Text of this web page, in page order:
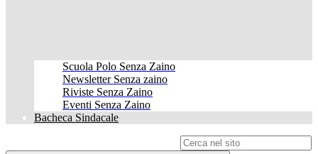
Scuola Polo Senza Zaino
Newsletter Senza zaino
Riviste Senza Zaino
Eventi Senza Zaino
Bacheca Sindacale